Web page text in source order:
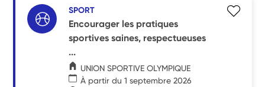
SPORT
Encourager les pratiques
sportives saines, respectueuses
...
UNION SPORTIVE OLYMPIQUE
À partir du 1 septembre 2026